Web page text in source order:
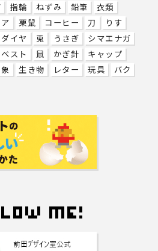
指輪 ねずみ 鉛筆
衣類
栗鼠 コーヒー 刀
りす
ダイヤ 兎 うさぎ
シマエナガ
ベスト 鼠 かぎ針
キャップ
象 生き物 レター 玩具 バク